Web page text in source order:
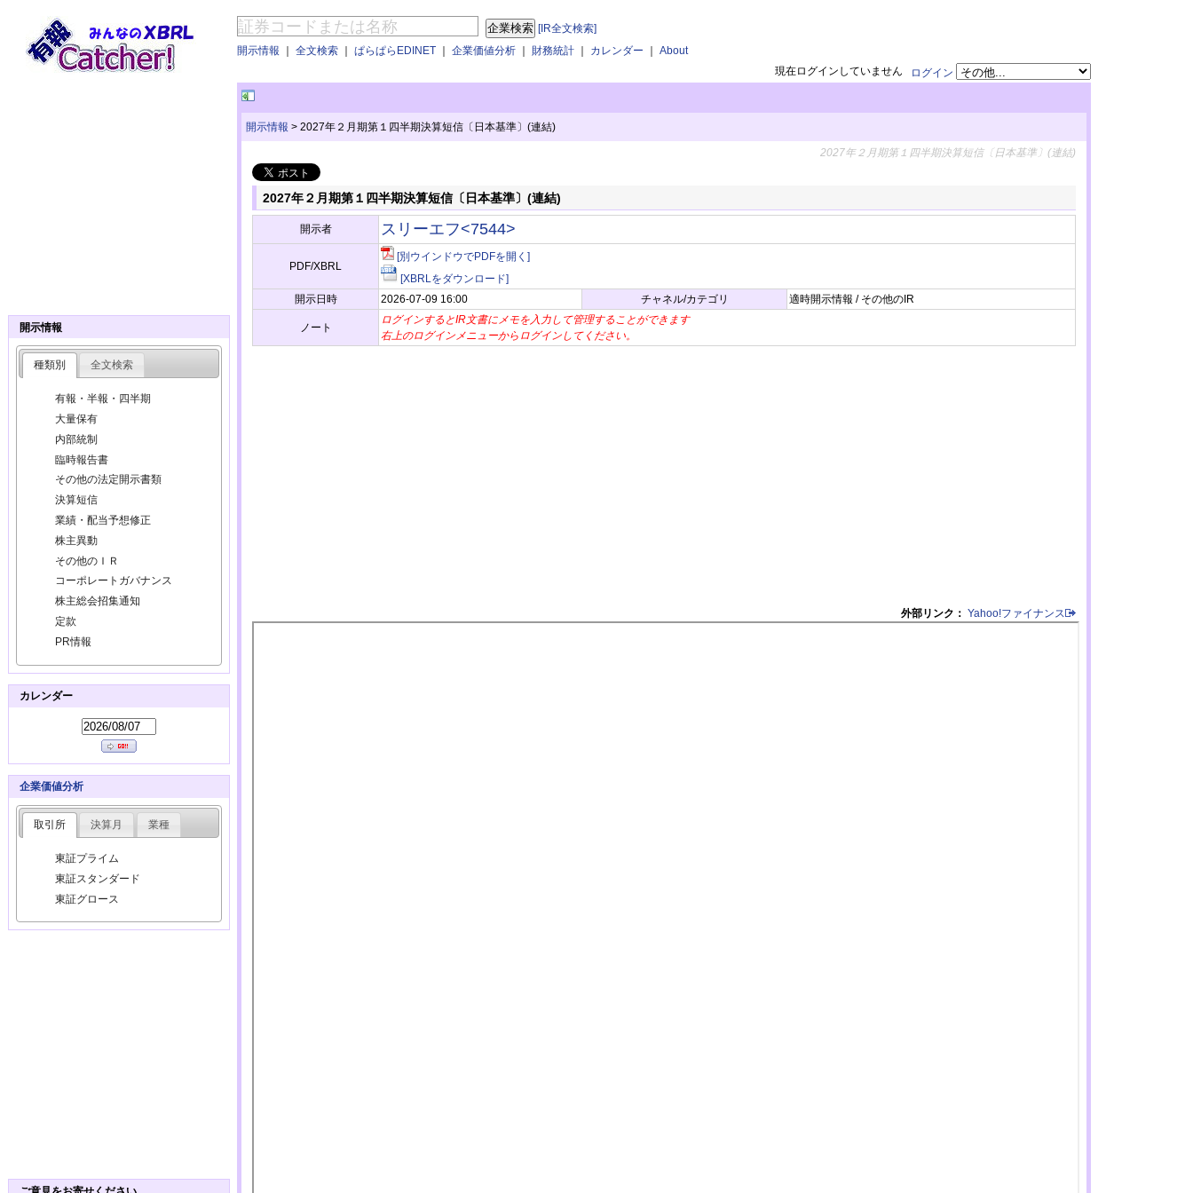
[IR全文検索]
開示情報 ｜ 全文検索 ｜ ぱらぱらEDINET ｜ 企業価値分析 ｜ 財務統計 ｜ カレンダー ｜ About
ログイン
現在ログインしていません
開示情報 > 2027年２月期第１四半期決算短信〔日本基準〕(連結)
2027年２月期第１四半期決算短信〔日本基準〕(連結)
2027年２月期第１四半期決算短信〔日本基準〕(連結)
開示者 スリーエフ<7544>
PDF/XBRL
[別ウインドウでPDFを開く]
[XBRLをダウンロード]
開示日時
2026-07-09 16:00 チャネル/カテゴリ 適時開示情報 / その他のIR
ノート
ログインするとIR文書にメモを入力して管理することができます
右上のログインメニューからログインしてください。
外部リンク： Yahoo!ファイナンス
開示情報
種類別 全文検索
有報・半報・四半期
大量保有
内部統制
臨時報告書
その他の法定開示書類
決算短信
業績・配当予想修正
株主異動
その他のＩＲ
コーポレートガバナンス
株主総会招集通知
定款
PR情報
カレンダー
企業価値分析
取引所 決算月 業種
東証プライム
東証スタンダード
東証グロース